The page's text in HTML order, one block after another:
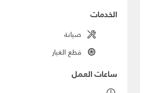
الخدمات
صيانة
قطع الغيار
ساعات العمل